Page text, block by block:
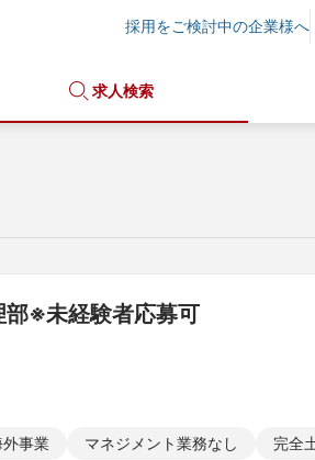
採用をご検討中の企業様へ
求人検索
部※未経験者応募可
外事業 マネジメント業務なし
完全